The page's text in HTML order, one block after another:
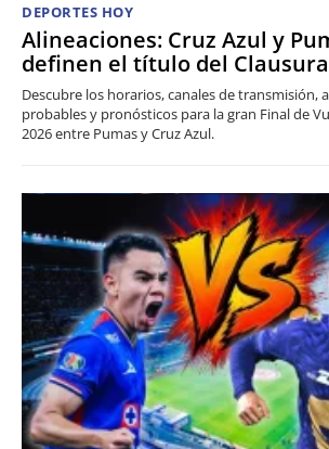
DEPORTES HOY
Alineaciones: Cruz Azul y
definen el título del Clausura
Descubre los horarios, canales de transmisión,
probables y pronósticos para la gran Final de
2026 entre Pumas y Cruz Azul.